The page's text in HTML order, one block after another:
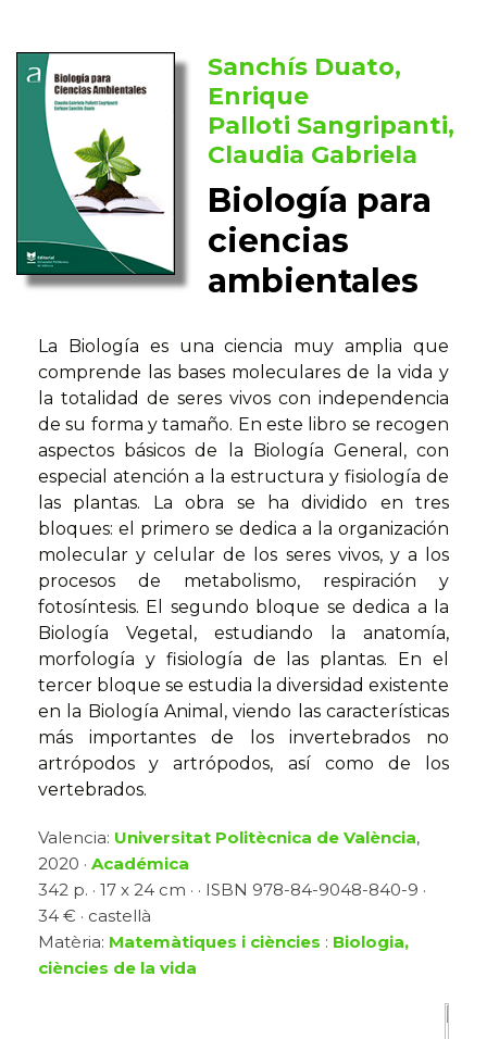
Sanchís Duato,
Enrique
Palloti Sangripanti,
Claudia Gabriela
Biología para
ciencias
ambientales
La Biología es una ciencia muy amplia que
comprende las bases moleculares de la vida y
la totalidad de seres vivos con independencia
de su forma y tamaño. En este libro se recogen
aspectos básicos de la Biología General, con
especial atención a la estructura y fisiología de
las plantas. La obra se ha dividido en tres
bloques: el primero se dedica a la organización
molecular y celular de los seres vivos, y a los
procesos de metabolismo, respiración y
fotosíntesis. El segundo bloque se dedica a la
Biología Vegetal, estudiando la anatomía,
morfología y fisiología de las plantas. En el
tercer bloque se estudia la diversidad existente
en la Biología Animal, viendo las características
más importantes de los invertebrados no
artrópodos y artrópodos, así como de los
vertebrados.
Valencia: Universitat Politècnica de València,
2020 · Académica
342 p. · 17 x 24 cm · · ISBN 978-84-9048-840-9 ·
34 € · castellà
Matèria: Matemàtiques i ciències : Biologia,
ciències de la vida